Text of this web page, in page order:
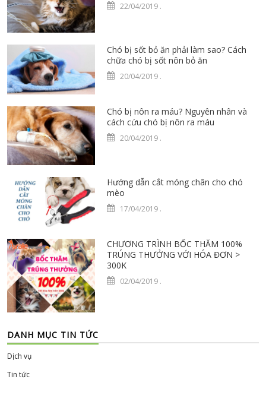
22/04/2019 .
Chó bị sốt bỏ ăn phải làm sao? Cách
chữa chó bị sốt nôn bỏ ăn
20/04/2019 .
Chó bị nôn ra máu? Nguyên nhân và
cách cứu chó bị nôn ra máu
20/04/2019 .
Hướng dẫn cắt móng chân cho chó
mèo
17/04/2019 .
CHƯƠNG TRÌNH BỐC THĂM 100%
TRÚNG THƯỞNG VỚI HÓA ĐƠN >
300K
02/04/2019 .
DANH MỤC TIN TỨC
Dịch vụ
Tin tức